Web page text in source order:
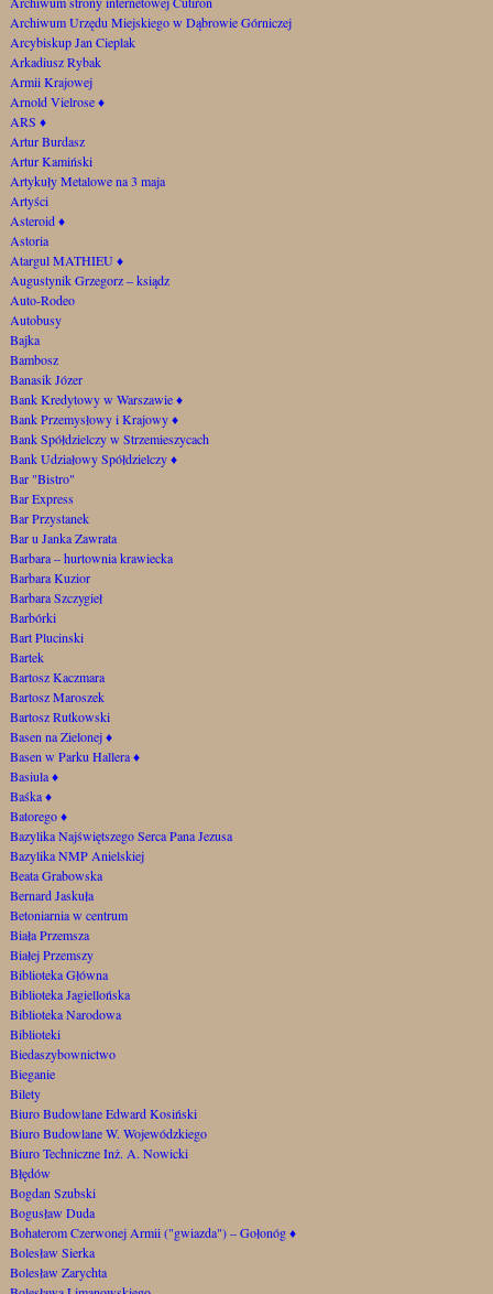
Archiwum Urzędu Miejskiego w Dąbrowie Górniczej
Arcybiskup Jan Cieplak
Arkadiusz Rybak
Armii Krajowej
Arnold Vielrose♦
ARS ♦
Artur Burdasz
Artur Kamiński
Artykuły Metalowe na 3 maja
Artyści
Asteroid♦
Astoria
Atargul MATHIEU♦
Augustynik Grzegorz – ksiądz
Auto-Rodeo
Autobusy
Bajka
Bambosz
Banasik Józer
Bank Kredytowy w Warszawie♦
Bank Przemysłowy i Krajowy♦
Bank Spółdzielczy w Strzemieszycach
Bank Udziałowy Spółdzielczy♦
Bar "Bistro"
Bar Express
Bar Przystanek
Bar u Janka Zawrata
Barbara – hurtownia krawiecka
Barbara Kuzior
Barbara Szczygieł
Barbórki
Bart Plucinski
Bartek
Bartosz Kaczmara
Bartosz Maroszek
Bartosz Rutkowski
Basen na Zielonej♦
Basen w Parku Hallera♦
Basiula♦
Baśka♦
Batorego♦
Bazylika Najświętszego Serca Pana Jezusa
Bazylika NMP Anielskiej
Beata Grabowska
Bernard Jaskuła
Betoniarnia w centrum
Biała Przemsza
Białej Przemszy
Biblioteka Główna
Biblioteka Jagiellońska
Biblioteka Narodowa
Biblioteki
Biedaszybownictwo
Bieganie
Bilety
Biuro Budowlane Edward Kosiński
Biuro Budowlane W. Wojewódzkiego
Biuro Techniczne Inż. A. Nowicki
Błędów
Bogdan Szubski
Bogusław Duda
Bohaterom Czerwonej Armii ("gwiazda") – Gołonóg♦
Bolesław Sierka
Bolesław Zarychta